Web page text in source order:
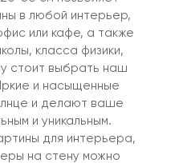
в любой интерьер,
или кафе, а также
класса физики,
стоит выбрать наш
и насыщенные
и делают ваше
и уникальным.
для интерьера,
на стену можно